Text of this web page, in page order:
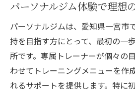
パーソナルジムのトレ
女性が安心できるパー
方
継続しやすいパーソナ
初心者が安心して通えるパ
パーソナルジム体験で理想
パーソナルジムは、愛知県一宮市
持を目指す方にとって、最初の一
所です。専属トレーナーが個々の
わせてトレーニングメニューを作
れるサポートを提供します。特に